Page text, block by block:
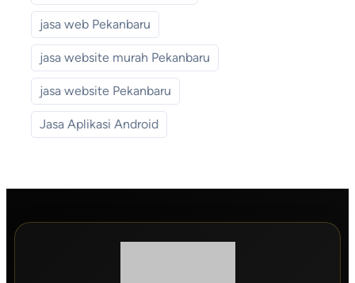
jasa web Pekanbaru
jasa website murah Pekanbaru
jasa website Pekanbaru
Jasa Aplikasi Android